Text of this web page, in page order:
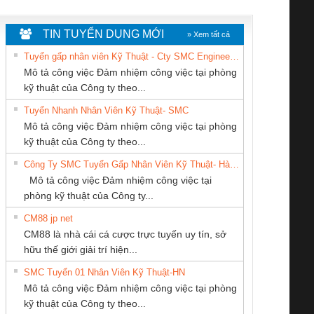
Le An Toàn
Contact
– PSR-
SCP-
FSP/2X1/1X2
sát chuỗi
tấm pin
16I+
(2502520000)
Bộ giám sát chuỗi
tấm pin
TRANSCLINIC 16I+
1K5 L (2433950000)
Bộ giám sát dòng
TRANSCLINIC 16I+
(2008130000)
điện TRANSCLINIC
BKE 1K5.4
(7791400879)2. Giá
Nẹp nhôm chống
trơn Đà Nẵng
CÔNG TY TNHH
KINH DOANH
DỊCH VỤ XNK
PHƯƠNG NAM
Công Ty TNHH
Thiết Bị Điện Nam
Quốc Thịnh
CÔNG TY CP TỰ
HƯNG
CÔNG TY TNHH
MEKONG MARINE
SUPPLY
Ba Miền
THƯƠNG MẠI
GIA HƯNG PHÁT
TIN TUYỂN DỤNG MỚI » Xem tất cả
Mô tả công việc Đảm nhiệm công việc tại phòng
kỹ thuật của Công ty theo...
Tuyển Nhanh Nhân Viên Kỹ Thuật- SMC
Mô tả công việc Đảm nhiệm công việc tại phòng
kỹ thuật của Công ty theo...
Mô tả công việc Đảm nhiệm công việc tại
phòng kỹ thuật của Công ty...
CM88 jp net
CM88 là nhà cái cá cược trực tuyến uy tín, sở
hữu thế giới giải trí hiện...
SMC Tuyển 01 Nhân Viên Kỹ Thuật-HN
Mô tả công việc Đảm nhiệm công việc tại phòng
kỹ thuật của Công ty theo...